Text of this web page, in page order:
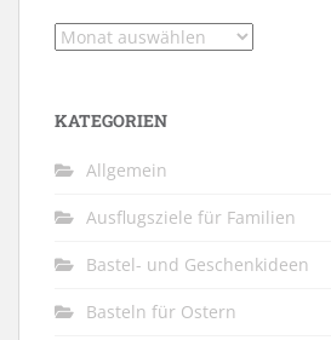
Archiv
KATEGORIEN
Allgemein
Ausflugsziele für Familien
Bastel- und Geschenkideen
Basteln für Ostern